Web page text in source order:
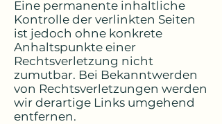
Eine permanente inhaltliche
Kontrolle der verlinkten Seiten
ist jedoch ohne konkrete
Anhaltspunkte einer
Rechtsverletzung nicht
zumutbar. Bei Bekanntwerden
von Rechtsverletzungen werden
wir derartige Links umgehend
entfernen.